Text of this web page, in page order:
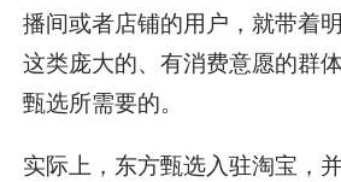
播间或者店铺的用户，就带着
这类庞大的、有消费意愿的群
甄选所需要的。
实际上，东方甄选入驻淘宝，